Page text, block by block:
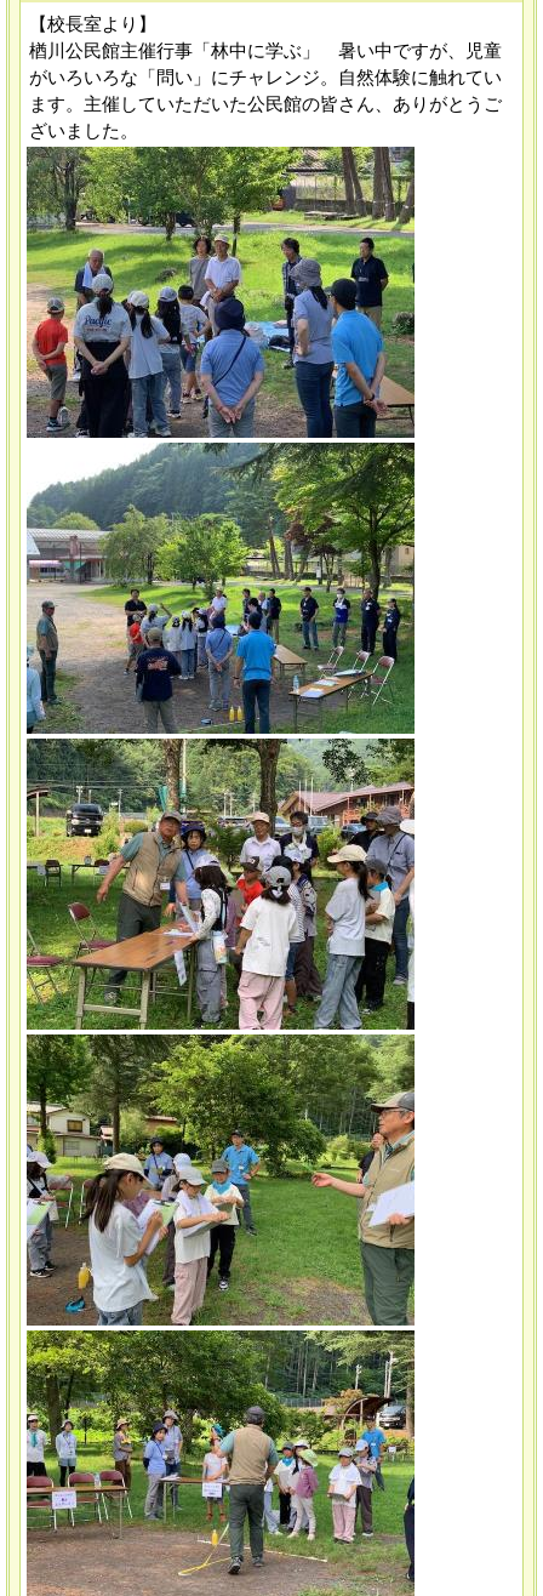
【校長室より】
楢川公民館主催行事「林中に学ぶ」 暑い中ですが、児童
がいろいろな「問い」にチャレンジ。自然体験に触れてい
ます。主催していただいた公民館の皆さん、ありがとうご
ざいました。